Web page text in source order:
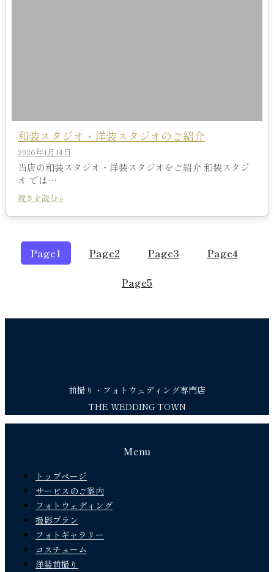
和装スタジオ・洋装スタジオのご紹介
2026年1月14日
当店の和装スタジオ・洋装スタジオをご紹介 和装スタジ
オ では…
続きを読む »
Page1 Page2 Page3 Page4
Page5
前撮り・フォトウェディング専門店
THE WEDDING TOWN
Menu
トップページ
サービスのご案内
フォトウェディング
撮影プラン
フォトギャラリー
コスチューム
洋装前撮り